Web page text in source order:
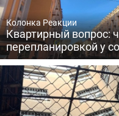
Колонка Реакции
Квартирный вопрос:
перепланировкой у